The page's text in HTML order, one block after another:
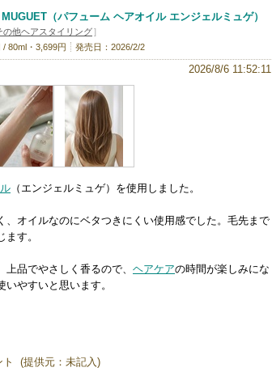
（パフューム ヘアオイル エンジェルミュゲ）
の他ヘアスタイリング]
80ml・3,699円
発売日：2026/2/2
2026/8/6 11:52:11
（エンジェルミュゲ）を使用しました。
オイルなのにベタつきにくい使用感でした。毛先まで
す。
品でやさしく香るので、 ヘアケアの時間が楽しみにな
やすいと思います。
ト (提供元：未記入)